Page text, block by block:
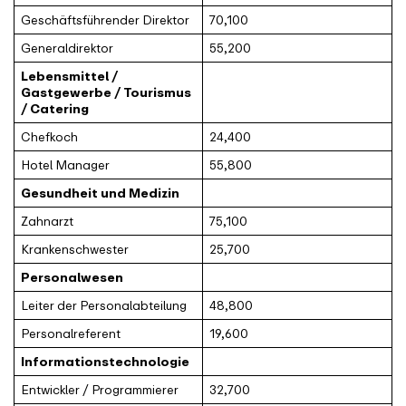
Geschäftsführender Direktor
70,100
Generaldirektor
55,200
Lebensmittel /
Gastgewerbe / Tourismus
/ Catering
Chefkoch
24,400
Hotel Manager
55,800
Gesundheit und Medizin
Zahnarzt
75,100
Krankenschwester
25,700
Personalwesen
Leiter der Personalabteilung
48,800
Personalreferent
19,600
Informationstechnologie
Entwickler / Programmierer
32,700